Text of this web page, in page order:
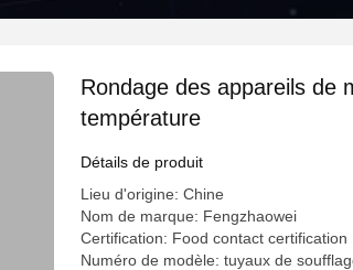
Rondage des appareils de
température
Détails de produit
Lieu d'origine: Chine
Nom de marque: Fengzhaowei
Certification: Food contact certification
Numéro de modèle: tuyaux de